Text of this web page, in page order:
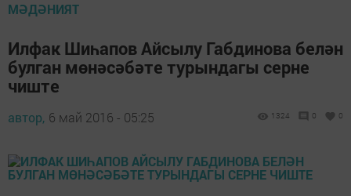
МӘДӘНИЯТ
Илфак Шиһапов Айсылу Габдинова белән
булган мөнәсәбәте турындагы серне
чиште
автор, 6 май 2016 - 05:25 1324 0 0